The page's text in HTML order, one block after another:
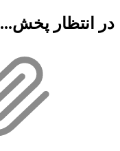
در انتظار پخش...